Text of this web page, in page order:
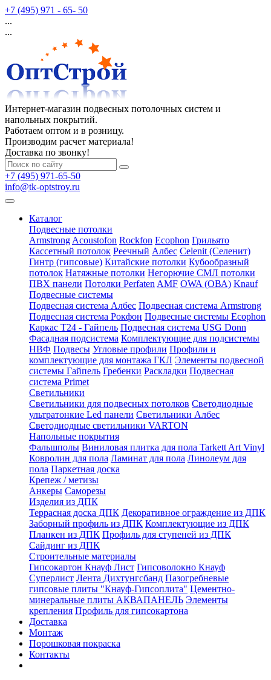
+7 (495) 971 - 65- 50
...
...
Интернет-магазин подвесных потолочных систем и
напольных покрытий.
Работаем оптом и в розницу.
Производим расчет материала!
Доставка по звонку!
+7 (495) 971-65-50
info@tk-optstroy.ru
Каталог
Подвесные потолки
Armstrong Acoustofon Rockfon Ecophon Грильято
Кассетный потолок Реечный Албес Celenit (Селенит)
Гинтр (гипсовые) Китайские потолки Кубообразный
потолок Натяжные потолки Негорючие СМЛ потолки
ПВХ панели Потолки Perfaten AMF OWA (ОВА) Knauf
Подвесные системы
Подвесная система Албес Подвесная система Armstrong
Подвесная система Рокфон Подвесные системы Ecophon
Каркас Т24 - Гайпель Подвесная система USG Donn
Фасадная подсистема Комплектующие для подсистемы
НВФ Подвесы Угловые профили Профили и
комплектующие для монтажа ГКЛ Элементы подвесной
системы Гайпель Гребенки Раскладки Подвесная
система Primet
Светильники
Светильники для подвесных потолков Светодиодные
ультратонкие Led панели Светильники Албес
Светодиодные светильники VARTON
Напольные покрытия
Фальшполы Виниловая плитка для пола Tarkett Art Vinyl
Ковролин для пола Ламинат для пола Линолеум для
пола Паркетная доска
Крепеж / метизы
Анкеры Саморезы
Изделия из ДПК
Террасная доска ДПК Декоративное ограждение из ДПК
Заборный профиль из ДПК Комплектующие из ДПК
Планкен из ДПК Профиль для ступеней из ДПК
Сайдинг из ДПК
Строительные материалы
Гипсокартон Кнауф Лист Гипсоволокно Кнауф
Суперлист Лента Дихтунгсбанд Пазогребневые
гипсовые плиты "Кнауф-Гипсоплита" Цементно-
минеральные плиты АКВАПАНЕЛЬ Элементы
крепления Профиль для гипсокартона
Доставка
Монтаж
Порошковая покраска
Контакты